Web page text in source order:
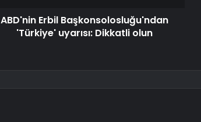
ABD'nin Erbil Başkonsolosluğu'ndan
'Türkiye' uyarısı: Dikkatli olun